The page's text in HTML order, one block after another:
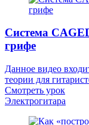
Система
грифе
Данное видео
теории для
Смотреть урок
Электрогитара